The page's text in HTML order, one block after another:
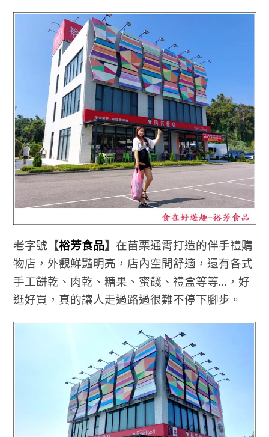
老字號 【裕芳食品】 在苗栗通霄打造的伴手禮購
物店，外觀鮮豔明亮，店內空間舒適，還有各式
手工餅乾、肉乾、糖果、蜜餞、禮盒等等…，好
逛好買，真的讓人走過路過很難不停下腳步。